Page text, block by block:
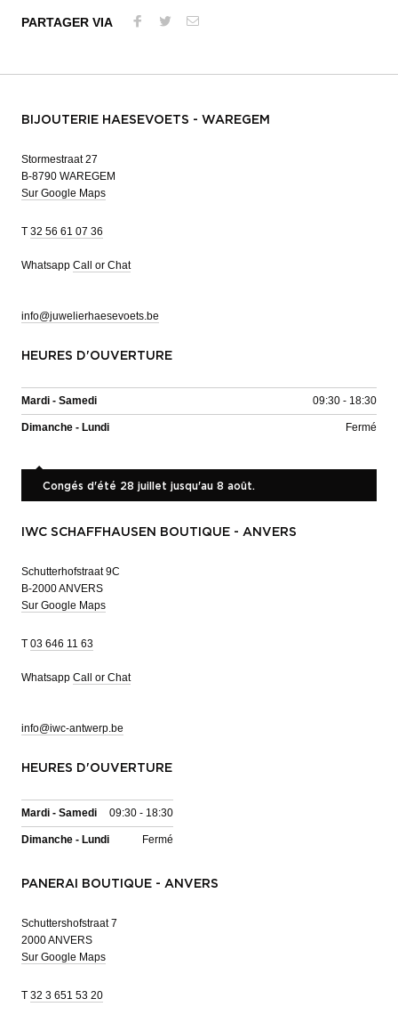
PARTAGER VIA
BIJOUTERIE HAESEVOETS - WAREGEM
Stormestraat 27
B-8790 WAREGEM
Sur Google Maps
T 32 56 61 07 36
Whatsapp Call or Chat
info@juwelierhaesevoets.be
HEURES D'OUVERTURE
Mardi - Samedi 09:30 - 18:30
Dimanche - Lundi Fermé
Congés d'été 28 juillet jusqu'au 8 août.
IWC SCHAFFHAUSEN BOUTIQUE - ANVERS
Schutterhofstraat 9C
B-2000 ANVERS
Sur Google Maps
T 03 646 11 63
Whatsapp Call or Chat
info@iwc-antwerp.be
HEURES D'OUVERTURE
Mardi - Samedi 09:30 - 18:30
Dimanche - Lundi Fermé
PANERAI BOUTIQUE - ANVERS
Schuttershofstraat 7
2000 ANVERS
Sur Google Maps
T 32 3 651 53 20